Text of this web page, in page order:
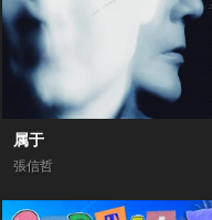
属于
張信哲